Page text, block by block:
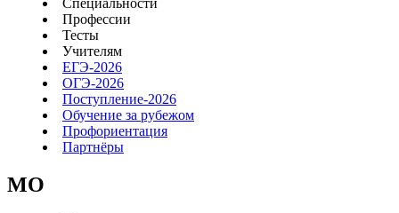
Специальности
Профессии
Тесты
Учителям
ЕГЭ-2026
ОГЭ-2026
Поступление-2026
Обучение за рубежом
Профориентация
Партнёры
MO